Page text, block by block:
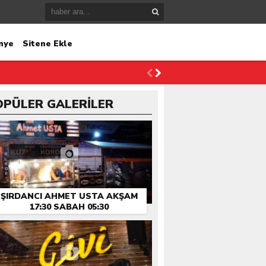
Sitene Ekle
GALERİLER
ŞIRDANCI AHMET USTA AKŞAM
17:30 SABAH 05:30
HIZMETINIZDE…